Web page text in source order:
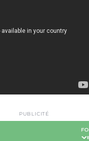
PUBLICITÉ